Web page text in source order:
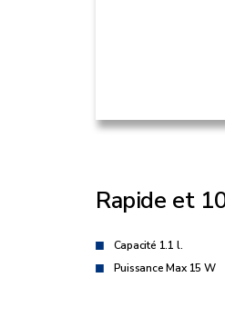
Rapide et
Capacité 1.1 l.
Puissance Max 15 W